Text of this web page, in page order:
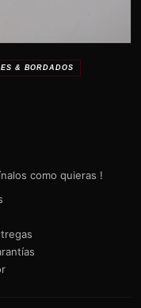
& BORDADOS
como quieras !